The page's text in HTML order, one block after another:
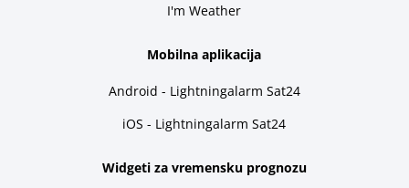
I'm Weather
Mobilna aplikacija
Android - Lightningalarm Sat24
iOS - Lightningalarm Sat24
Widgeti za vremensku prognozu